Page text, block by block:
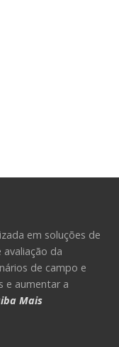
em soluções de
da
de campo e
e aumentar a
Mais